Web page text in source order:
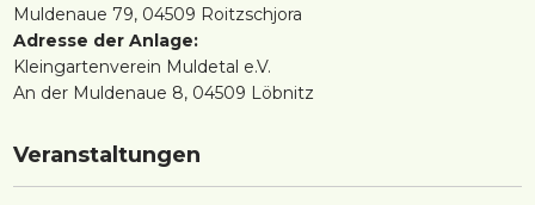
Muldenaue 79, 04509 Roitzschjora
Adresse der Anlage:
Kleingartenverein Muldetal e.V.
An der Muldenaue 8, 04509 Löbnitz
Veranstaltungen